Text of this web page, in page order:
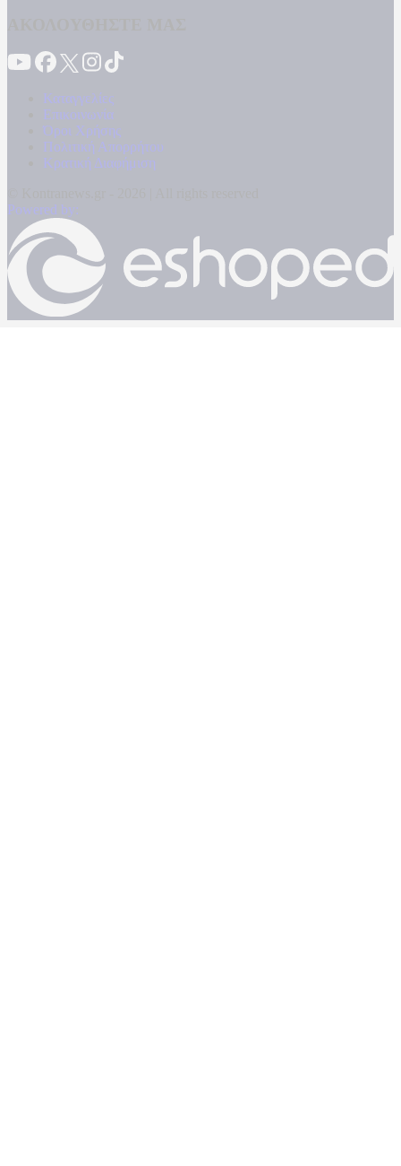
Καταγγελίες
Επικοινωνία
Όροι Χρήσης
Πολιτική Απορρήτου
Κρατική Διαφήμιση
Powered by: